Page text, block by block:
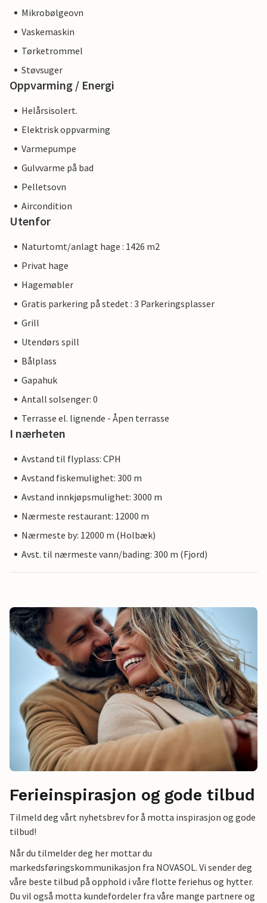
Mikrobølgeovn
Vaskemaskin
Tørketrommel
Støvsuger
Oppvarming / Energi
Helårsisolert.
Elektrisk oppvarming
Varmepumpe
Gulvvarme på bad
Pelletsovn
Aircondition
Utenfor
Naturtomt/anlagt hage : 1426 m2
Privat hage
Hagemøbler
Gratis parkering på stedet : 3 Parkeringsplasser
Grill
Utendørs spill
Bålplass
Gapahuk
Antall solsenger: 0
Terrasse el. lignende - Åpen terrasse
I nærheten
Avstand til flyplass: CPH
Avstand fiskemulighet: 300 m
Avstand innkjøpsmulighet: 3000 m
Nærmeste restaurant: 12000 m
Nærmeste by: 12000 m (Holbæk)
Avst. til nærmeste vann/bading: 300 m (Fjord)
Ferieinspirasjon og gode tilbud
Tilmeld deg vårt nyhetsbrev for å motta inspirasjon og gode
tilbud!
Når du tilmelder deg her mottar du
markedsføringskommunikasjon fra NOVASOL. Vi sender deg
våre beste tilbud på opphold i våre flotte feriehus og hytter.
Du vil også motta kundefordeler fra våre mange partnere og